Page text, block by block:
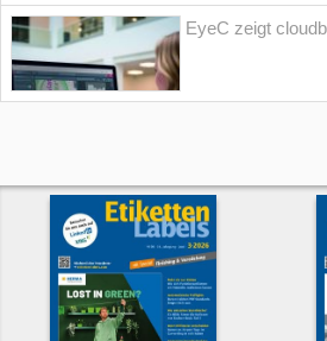
EyeC zeigt